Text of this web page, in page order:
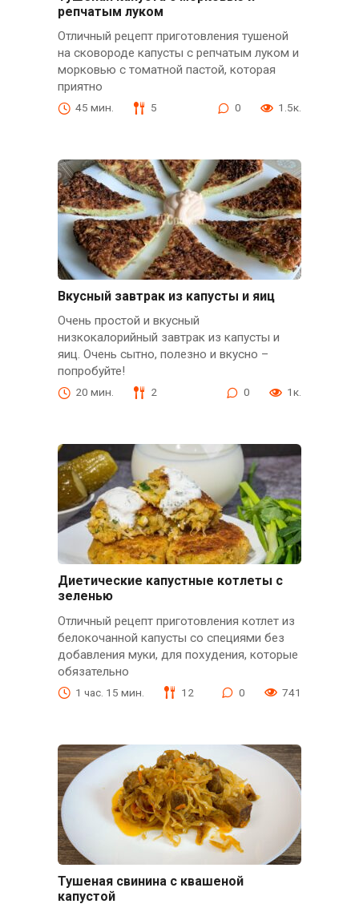
репчатым луком
Отличный рецепт приготовления тушеной
на сковороде капусты с репчатым луком и
морковью с томатной пастой, которая
приятно
45 мин. 5 0 1.5к.
Вкусный завтрак из капусты и яиц
Очень простой и вкусный
низкокалорийный завтрак из капусты и
яиц. Очень сытно, полезно и вкусно –
попробуйте!
20 мин. 2 0 1к.
Диетические капустные котлеты с
зеленью
Отличный рецепт приготовления котлет из
белокочанной капусты со специями без
добавления муки, для похудения, которые
обязательно
1 час. 15 мин. 12 0 741
Тушеная свинина с квашеной
капустой